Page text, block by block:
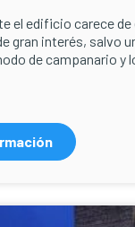
el edificio carece de
gran interés, salvo
de campanario y